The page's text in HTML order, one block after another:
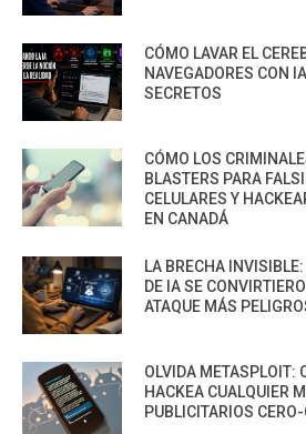
CÓMO LAVAR EL
NAVEGADORES CON
SECRETOS
CÓMO LOS
BLASTERS PARA
CELULARES Y
EN CANADÁ
LA BRECHA
DE IA SE
ATAQUE MÁS
OLVIDA METASPLOIT:
HACKEA CUALQUIER
PUBLICITARIOS